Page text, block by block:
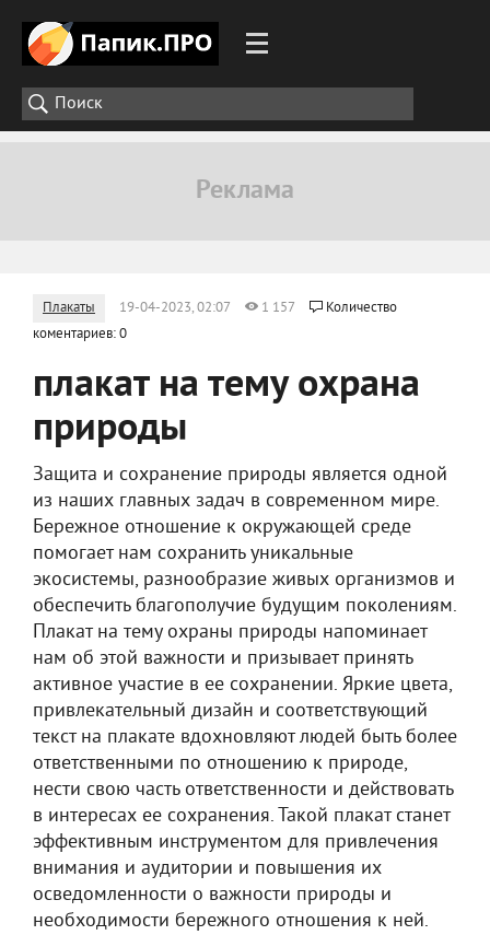
Плакаты 19-04-2023, 02:07 1 157
Количество
коментариев: 0
плакат на тему охрана
природы
Защита и сохранение природы является одной
из наших главных задач в современном мире.
Бережное отношение к окружающей среде
помогает нам сохранить уникальные
экосистемы, разнообразие живых организмов и
обеспечить благополучие будущим поколениям.
Плакат на тему охраны природы напоминает
нам об этой важности и призывает принять
активное участие в ее сохранении. Яркие цвета,
привлекательный дизайн и соответствующий
текст на плакате вдохновляют людей быть более
ответственными по отношению к природе,
нести свою часть ответственности и действовать
в интересах ее сохранения. Такой плакат станет
эффективным инструментом для привлечения
внимания и аудитории и повышения их
осведомленности о важности природы и
необходимости бережного отношения к ней.